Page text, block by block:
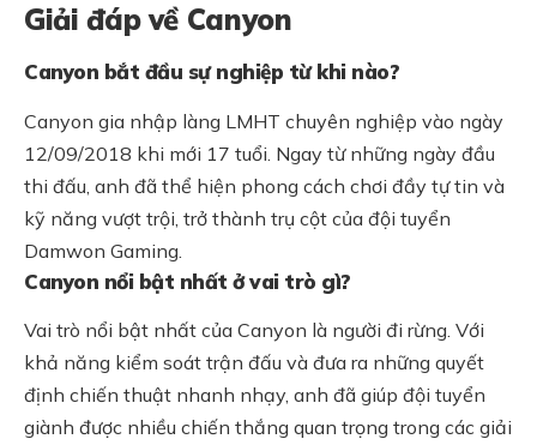
Giải đáp về Canyon
Canyon bắt đầu sự nghiệp từ khi nào?
Canyon gia nhập làng LMHT chuyên nghiệp vào ngày
12/09/2018 khi mới 17 tuổi. Ngay từ những ngày đầu
thi đấu, anh đã thể hiện phong cách chơi đầy tự tin và
kỹ năng vượt trội, trở thành trụ cột của đội tuyển
Damwon Gaming.
Canyon nổi bật nhất ở vai trò gì?
Vai trò nổi bật nhất của Canyon là người đi rừng. Với
khả năng kiểm soát trận đấu và đưa ra những quyết
định chiến thuật nhanh nhạy, anh đã giúp đội tuyển
giành được nhiều chiến thắng quan trọng trong các giải